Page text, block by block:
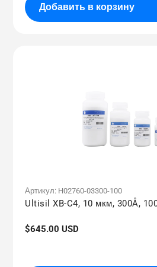
Добавить в корзину
Артикул: H02760-03300-100
Ultisil XB-C4, 10 мкм, 300Å,
Обычная
$645.00 USD